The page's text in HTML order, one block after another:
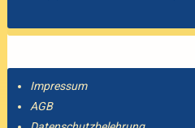
Impressum
AGB